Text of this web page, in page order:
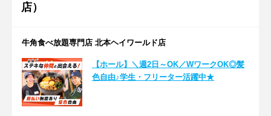
店）
牛角食べ放題専門店 北本ヘイワールド店
【ホール】＼週2日～OK／WワークOK◎髪
色自由♪学生・フリーター活躍中★